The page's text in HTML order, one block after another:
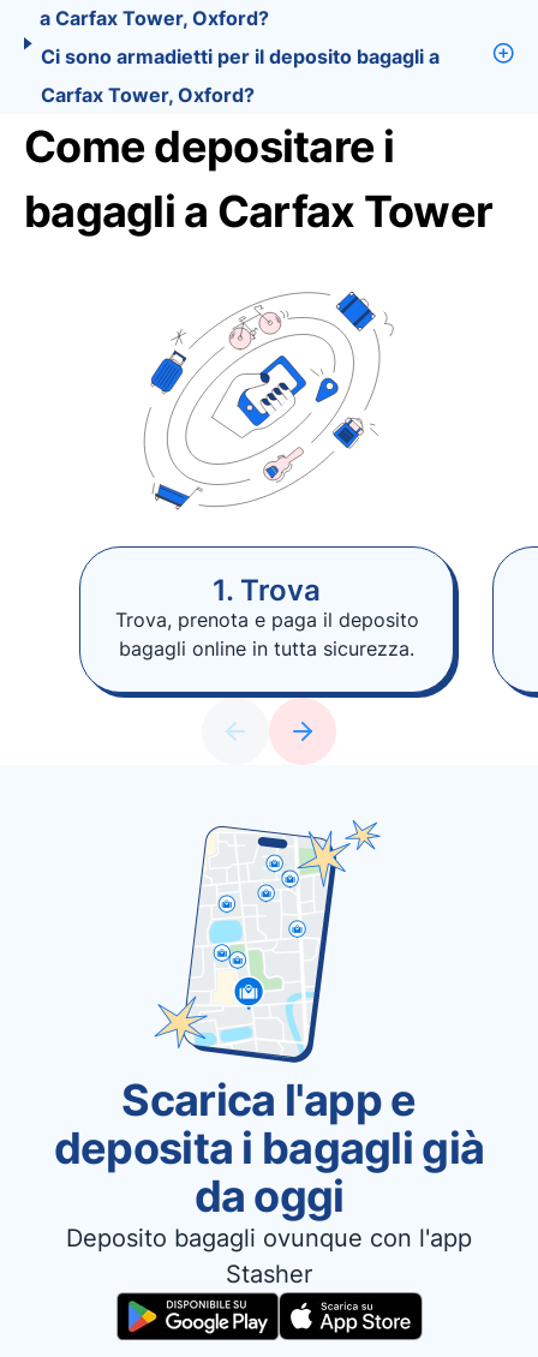
a Carfax Tower, Oxford?
Ci sono armadietti per il deposito bagagli a
Carfax Tower, Oxford?
Come depositare i
bagagli a Carfax Tower
1. Trova
Trova, prenota e paga il deposito
bagagli online in tutta sicurezza.
Scarica l'app e
deposita i bagagli già
da oggi
Deposito bagagli ovunque con l'app
Stasher